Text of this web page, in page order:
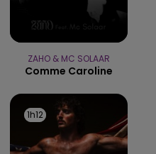
ZAHO & MC SOLAAR
Comme Caroline
1h12
1h12